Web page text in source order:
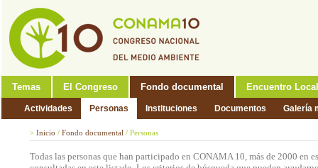
Temas El Congreso Fondo documental Encuentro Local
Actividades Personas Instituciones Documentos Galería
> Inicio / Fondo documental / Personas
Todas las personas que han participado en CONAMA 10, más de 2000 en